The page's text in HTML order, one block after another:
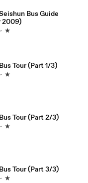
Bus Guide
2009)
★
Tour (Part 1/3)
★
Tour (Part 2/3)
★
Tour (Part 3/3)
★